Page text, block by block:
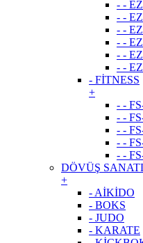
- -
- -
- -
- -
- -
- -
- FİTNESS
+
- -
- -
- -
- -
- -
DÖVÜŞ
+
- AİKİDO
- BOKS
- JUDO
- KARATE